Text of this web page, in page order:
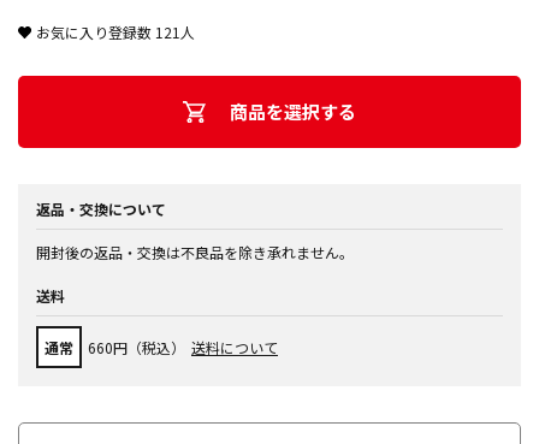
お気に入り登録数 121 人
商品を選択する
返品・交換について
開封後の返品・交換は不良品を除き承れません。
送料
通常 660円（税込） 送料について